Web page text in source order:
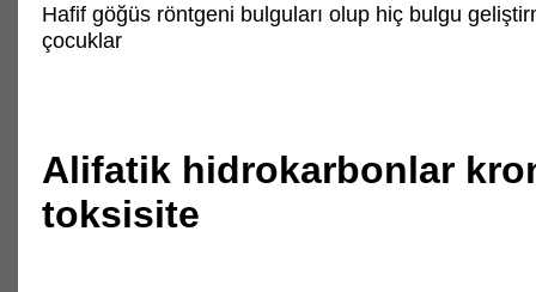
Hafif göğüs röntgeni bulguları olup hiç bulgu
çocuklar
Alifatik hidrokarbonlar
toksisite